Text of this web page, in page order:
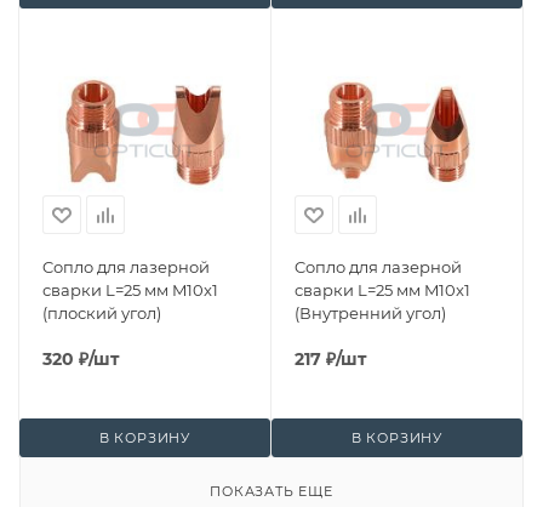
Cопло для лазерной
сварки L=25 мм M10x1
(плоский угол)
320 ₽/шт
В КОРЗИНУ
Cопло для лазерной
сварки L=25 мм M10x1
(Внутренний угол)
217 ₽/шт
В КОРЗИНУ
ПОКАЗАТЬ ЕЩЕ